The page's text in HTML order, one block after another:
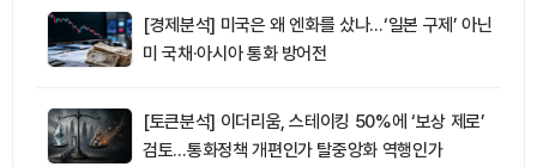
[경제분석] 미국은 왜 엔화를 샀나…‘일본 구제’ 아닌
미 국채·아시아 통화 방어전
[토큰분석] 이더리움, 스테이킹 50%에 ‘보상 제로’
검토…통화정책 개편인가 탈중앙화 역행인가